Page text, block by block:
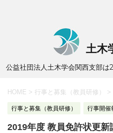
土木
公益社団法人土木学会関西支部
HOME > 行事と募集（教員研修） >
行事と募集（教員研修） 行事開催
2019年度 教員免許状更新